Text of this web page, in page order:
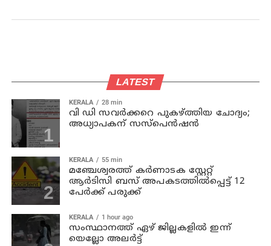
LATEST
KERALA 28 min
വി ഡി സവര്‍ക്കറെ പുകഴ്ത്തിയ ചോദ്യം;
അധ്യാപകന് സസ്പെന്‍ഷന്‍
KERALA 55 min
മഞ്ചേശ്വരത്ത് കര്‍ണാടക സ്റ്റേറ്റ്
ആര്‍ടിസി ബസ് അപകടത്തില്‍പ്പെട്ട് 12
പേര്‍ക്ക് പരുക്ക്
KERALA 1 hour ago
സംസ്ഥാനത്ത് ഏഴ് ജില്ലകളില്‍ ഇന്ന്
യെല്ലോ അലര്‍ട്ട്